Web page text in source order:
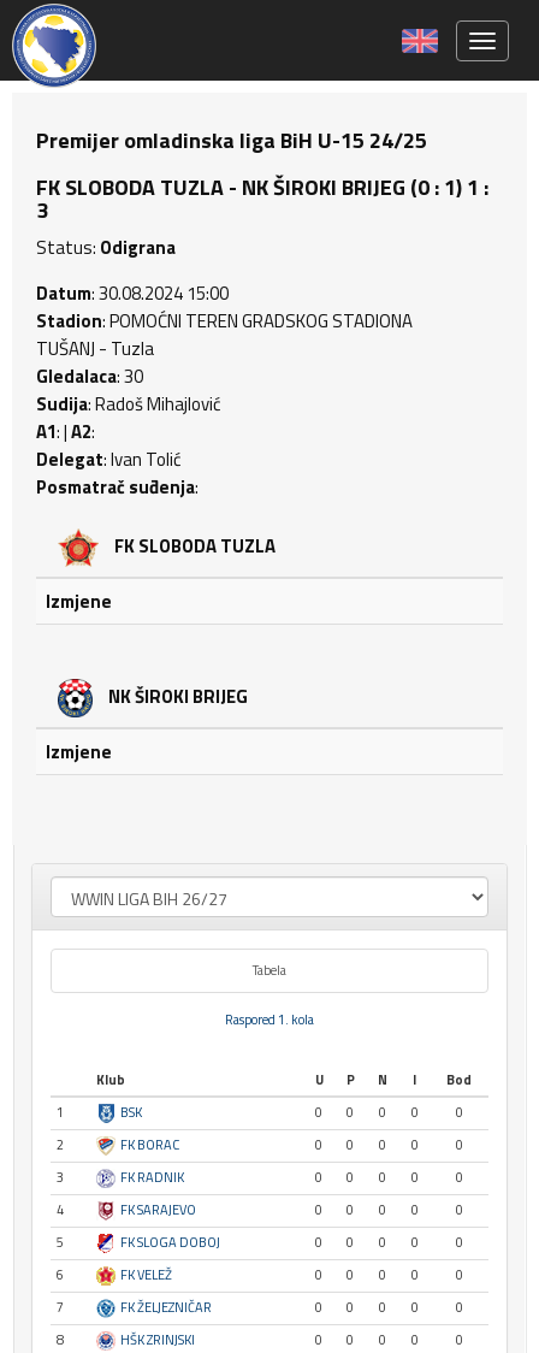
Premijer omladinska liga BiH U-15 24/25
FK SLOBODA TUZLA - NK ŠIROKI BRIJEG (0 : 1) 1 :
3
Status: Odigrana
Datum: 30.08.2024 15:00
Stadion: POMOĆNI TEREN GRADSKOG STADIONA
TUŠANJ - Tuzla
Gledalaca: 30
Sudija: Radoš Mihajlović
A1: |A2:
Delegat: Ivan Tolić
Posmatrač suđenja:
FK SLOBODA TUZLA
Izmjene
NK ŠIROKI BRIJEG
Izmjene
Tabela
Raspored 1. kola
Klub U P N I
Bod
1
BSK 0 0 0 0
0
2
FK BORAC 0 0 0 0
0
3
FK RADNIK 0 0 0 0
0
4
FK SARAJEVO 0 0 0 0
0
5
FK SLOGA DOBOJ 0 0 0 0
0
6
FK VELEŽ 0 0 0 0
0
7
FK ŽELJEZNIČAR 0 0 0 0
0
8
HŠK ZRINJSKI 0 0 0 0
0